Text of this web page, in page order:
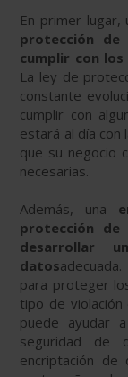
En primer lugar,
protección de
cumplir con
La ley de
constante
cumplir con
estará al día con
que su negocio
necesarias.
Además, una
protección de
desarrollar
datos
para proteger
tipo de violación
puede ayudar
seguridad de
encriptación